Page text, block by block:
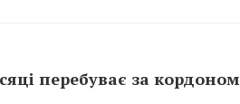
перебуває за кордоном